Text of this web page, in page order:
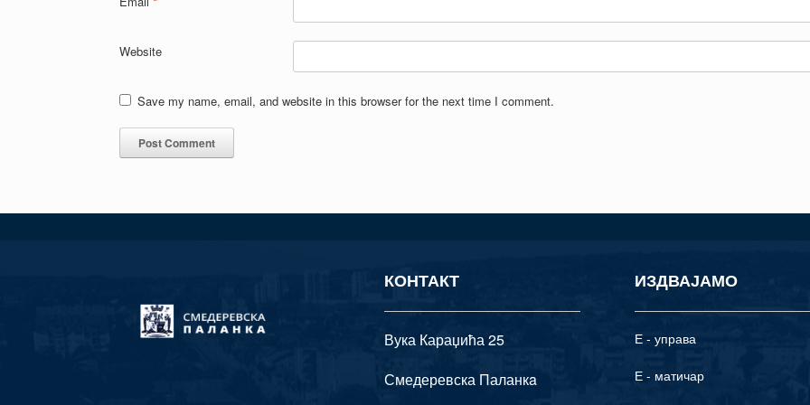
Website
Save my name, email, and website in this browser for the next time I comment.
КОНТАКТ
Вука Караџића 25
Смедеревска Паланкa
ИЗДВАЈАМО
Е - управа
Е - матичар